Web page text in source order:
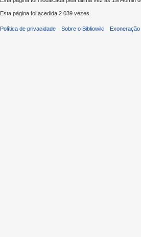
Esta página foi acedida 2 039 vezes.
Política de privacidade Sobre o Bibliowiki